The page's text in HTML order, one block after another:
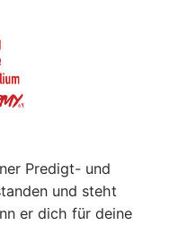
Predigt- und
und steht
er dich für deine